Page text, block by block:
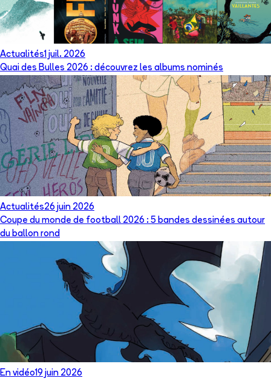
Actualités1 juil. 2026
Quai des Bulles 2026 : découvrez les albums nominés
Actualités26 juin 2026
Coupe du monde de football 2026 : 5 bandes dessinées autour
du ballon rond
En vidéo19 juin 2026